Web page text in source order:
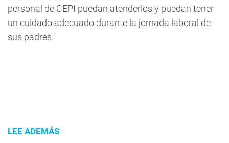
personal de CEPI puedan atenderlos y puedan tener
un cuidado adecuado durante la jornada laboral de
sus padres."
LEE ADEMÁS